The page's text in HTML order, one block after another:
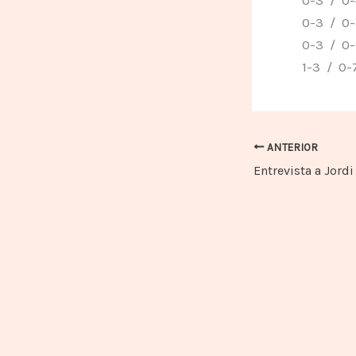
0-3 / 0-
0-3 / 0-6
1-3 / 0-7
ANTERIOR
Entrevista a